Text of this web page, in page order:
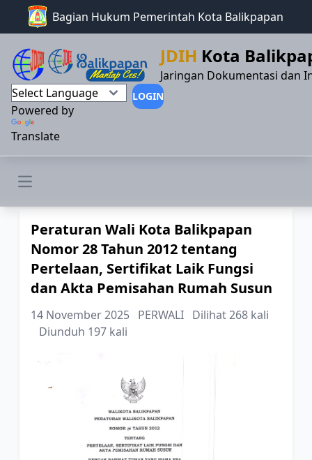
Bagian Hukum Pemerintah Kota Balikpapan
JDIH Kota
Jaringan Dokumentasi dan
Powered by
Translate
LOGIN
Open main menu
Peraturan Wali Kota Balikpapan
Nomor 28 Tahun 2012 tentang
Pertelaan, Sertifikat Laik Fungsi
dan Akta Pemisahan Rumah Susun
14 November 2025 PERWALI Dilihat 268 kali
Diunduh 197 kali